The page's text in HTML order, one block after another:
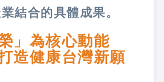
結合的具體成果。
」為核心動能
造健康台灣新願